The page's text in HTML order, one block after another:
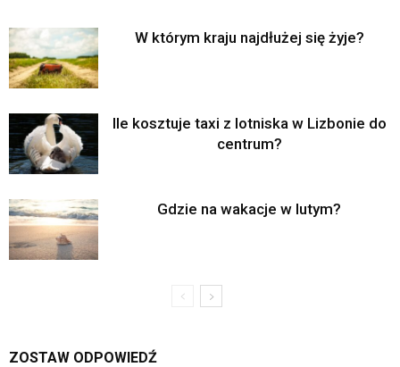
W którym kraju najdłużej się żyje?
Ile kosztuje taxi z lotniska w Lizbonie do
centrum?
Gdzie na wakacje w lutym?
ZOSTAW ODPOWIEDŹ